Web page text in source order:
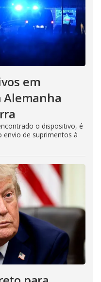
em
Alemanha
o dispositivo, é
envio de suprimentos à